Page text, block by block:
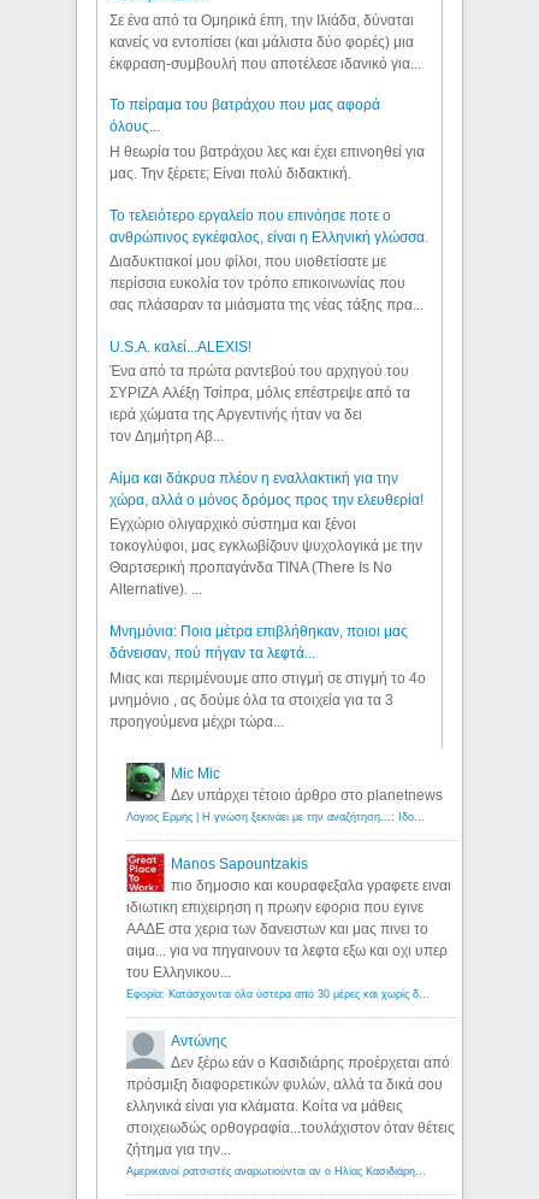
Σε ένα από τα Ομηρικά έπη, την Ιλιάδα, δύναται
κανείς να εντοπίσει (και μάλιστα δύο φορές) μια
έκφραση-συμβουλή που αποτέλεσε ιδανικό για...
Το πείραμα του βατράχου που μας αφορά
όλους...
Η θεωρία του βατράχου λες και έχει επινοηθεί για
μας. Την ξέρετε; Είναι πολύ διδακτική.
Το τελειότερο εργαλείο που επινόησε ποτε ο
ανθρώπινος εγκέφαλος, είναι η Ελληνική γλώσσα.
Διαδυκτιακοί μου φίλοι, που υιοθετίσατε με
περίσσια ευκολία τον τρόπο επικοινωνίας που
σας πλάσαραν τα μιάσματα της νέας τάξης πρα...
U.S.A. καλεί...ALEXIS!
Ένα από τα πρώτα ραντεβού του αρχηγού του
ΣΥΡΙΖΑ Αλέξη Τσίπρα, μόλις επέστρεψε από τα
ιερά χώματα της Αργεντινής ήταν να δει
τον Δημήτρη Αβ...
Αίμα και δάκρυα πλέον η εναλλακτική για την
χώρα, αλλά ο μόνος δρόμος προς την ελευθερία!
Εγχώριο ολιγαρχικό σύστημα και ξένοι
τοκογλύφοι, μας εγκλωβίζουν ψυχολογικά με την
Θαρτσερική προπαγάνδα TINA (There Is No
Alternative). ...
Μνημόνια: Ποια μέτρα επιβλήθηκαν, ποιοι μας
δάνεισαν, πού πήγαν τα λεφτά...
Μιας και περιμένουμε απο στιγμή σε στιγμή το 4ο
μνημόνιο , ας δούμε όλα τα στοιχεία για τα 3
προηγούμενα μέχρι τώρα...
Mic Mic
Δεν υπάρχει τέτοιο άρθρο στο planetnews
Manos Sapountzakis
πιο δημοσιο και κουραφεξαλα γραφετε ειναι
ιδιωτικη επιχειρηση η πρωην εφορια που εγινε
ΑΑΔΕ στα χερια των δανειστων και μας πινει το
αιμα... για να πηγαινουν τα λεφτα εξω και οχι υπερ
του Ελληνικου...
Αντώνης
Δεν ξέρω εάν ο Κασιδιάρης προέρχεται από
πρόσμιξη διαφορετικών φυλών, αλλά τα δικά σου
ελληνικά είναι για κλάματα. Κοίτα να μάθεις
στοιχειωδώς ορθογραφία...τουλάχιστον όταν θέτεις
ζήτημα για την...